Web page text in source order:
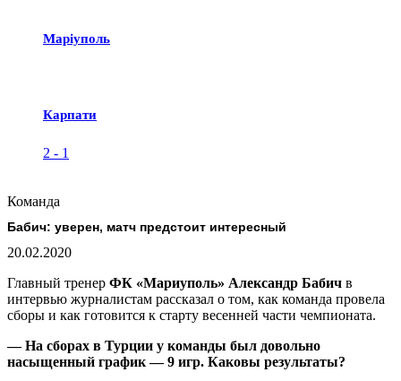
Маріуполь
Карпати
2 - 1
Команда
Бабич: уверен, матч предстоит интересный
20.02.2020
Главный тренер ФК «Мариуполь» Александр Бабич в
интервью журналистам рассказал о том, как команда провела
сборы и как готовится к старту весенней части чемпионата.
— На сборах в Турции у команды был довольно
насыщенный график — 9 игр. Каковы результаты?